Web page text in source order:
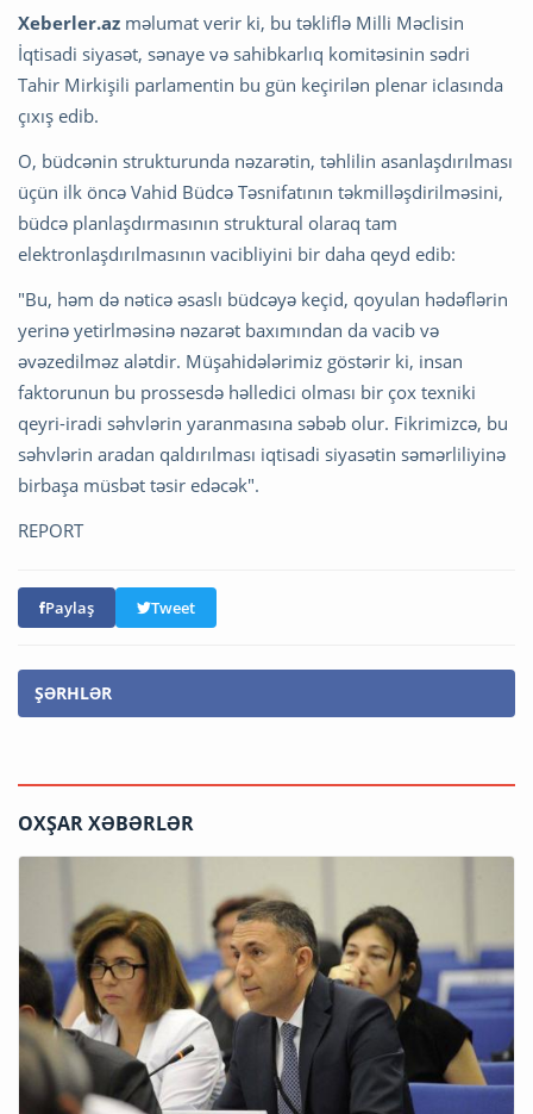
Xeberler.az məlumat verir ki, bu təkliflə Milli Məclisin
İqtisadi siyasət, sənaye və sahibkarlıq komitəsinin sədri
Tahir Mirkişili parlamentin bu gün keçirilən plenar iclasında
çıxış edib.
O, büdcənin strukturunda nəzarətin, təhlilin asanlaşdırılması
üçün ilk öncə Vahid Büdcə Təsnifatının təkmilləşdirilməsini,
büdcə planlaşdırmasının struktural olaraq tam
elektronlaşdırılmasının vacibliyini bir daha qeyd edib:
"Bu, həm də nəticə əsaslı büdcəyə keçid, qoyulan hədəflərin
yerinə yetirlməsinə nəzarət baxımından da vacib və
əvəzedilməz alətdir. Müşahidələrimiz göstərir ki, insan
faktorunun bu prossesdə həlledici olması bir çox texniki
qeyri-iradi səhvlərin yaranmasına səbəb olur. Fikrimizcə, bu
səhvlərin aradan qaldırılması iqtisadi siyasətin səmərliliyinə
birbaşa müsbət təsir edəcək".
REPORT
Paylaş Tweet
ŞƏRHLƏR
OXŞAR XƏBƏRLƏR